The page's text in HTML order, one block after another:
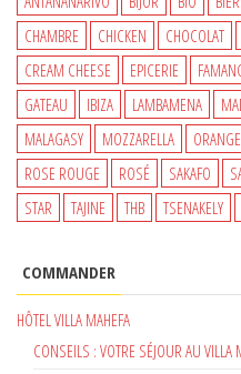
CHAMBRE
CHICKEN CHOCOLAT
CREAM CHEESE
EPICERIE
GATEAU
IBIZA LAMBAMENA
MALAGASY
MOZZARELLA ORANGE
ROSE ROUGE
ROSÉ SAKAFO
STAR
TAJINE THB TSENAKELY
COMMANDER
HÔTEL VILLA MAHEFA
CONSEILS : VOTRE SÉJOUR AU VILLA